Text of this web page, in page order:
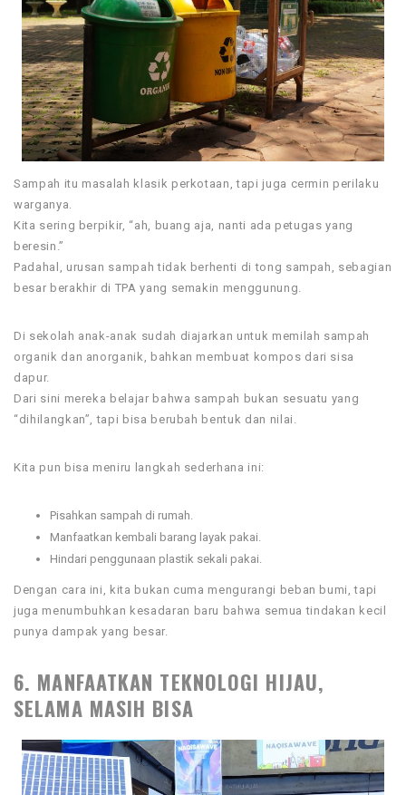
Sampah itu masalah klasik perkotaan, tapi juga cermin perilaku
warganya.
Kita sering berpikir, “ah, buang aja, nanti ada petugas yang
beresin.”
Padahal, urusan sampah tidak berhenti di tong sampah, sebagian
besar berakhir di TPA yang semakin menggunung.
Di sekolah anak-anak sudah diajarkan untuk memilah sampah
organik dan anorganik, bahkan membuat kompos dari sisa
dapur.
Dari sini mereka belajar bahwa sampah bukan sesuatu yang
“dihilangkan”, tapi bisa berubah bentuk dan nilai.
Kita pun bisa meniru langkah sederhana ini:
Pisahkan sampah di rumah.
Manfaatkan kembali barang layak pakai.
Hindari penggunaan plastik sekali pakai.
Dengan cara ini, kita bukan cuma mengurangi beban bumi, tapi
juga menumbuhkan kesadaran baru bahwa semua tindakan kecil
punya dampak yang besar.
6. MANFAATKAN TEKNOLOGI HIJAU,
SELAMA MASIH BISA